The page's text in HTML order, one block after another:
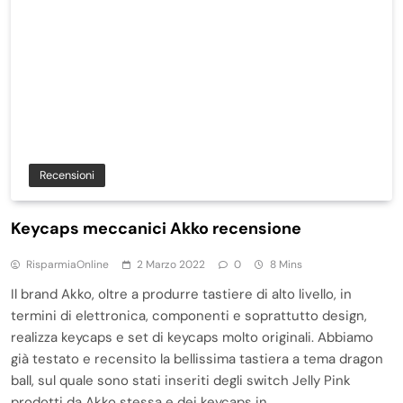
Recensioni
Keycaps meccanici Akko recensione
RisparmiaOnline 2 Marzo 2022 0 8 Mins
Il brand Akko, oltre a produrre tastiere di alto livello, in
termini di elettronica, componenti e soprattutto design,
realizza keycaps e set di keycaps molto originali. Abbiamo
già testato e recensito la bellissima tastiera a tema dragon
ball, sul quale sono stati inseriti degli switch Jelly Pink